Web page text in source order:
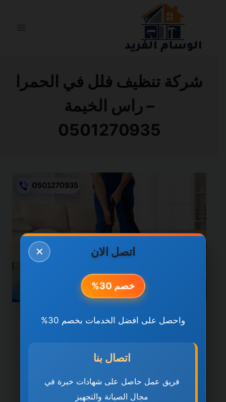
شركة تنظيف فلل في الحمرا
– راس الخيمة
0501270935
خدمات راس الخيمة
شركة تنظيف فلل في راس
مدى الحياة
✕ اتصل الان
خصم 30%
واحصل على افضل الخدمات بخصم 30%
اتصال بنا
فريق عمل حاصل على شهادات خبرة في
مجال الصيانة والتجهيز